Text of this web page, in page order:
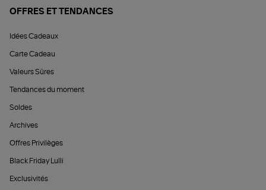
OFFRES ET TENDANCES
Idées Cadeaux
Carte Cadeau
Valeurs Sûres
Tendances du moment
Soldes
Archives
Offres Privilèges
Black Friday Lulli
Exclusivités